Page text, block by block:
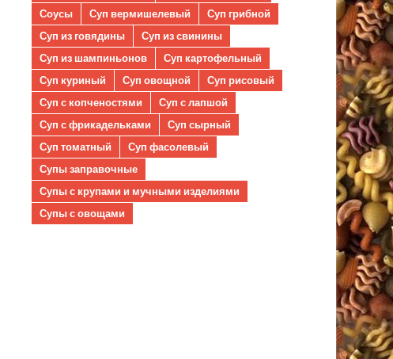
Соусы
Суп вермишелевый
Суп грибной
Суп из говядины
Суп из свинины
Суп из шампиньонов
Суп картофельный
Суп куриный
Суп овощной
Суп рисовый
Суп с копченостями
Суп с лапшой
Суп с фрикадельками
Суп сырный
Суп томатный
Суп фасолевый
Супы заправочные
Супы с крупами и мучными изделиями
Супы с овощами